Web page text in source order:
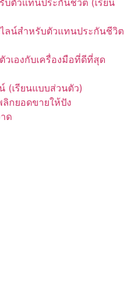
บตัวแทนประกันชีวิต (เรียน
ลน์สำหรับตัวแทนประกันชีวิต
วเองกับเครื่องมือที่ดีที่สุด
(เรียนแบบส่วนตัว)
กยอดขายให้ปัง
ด